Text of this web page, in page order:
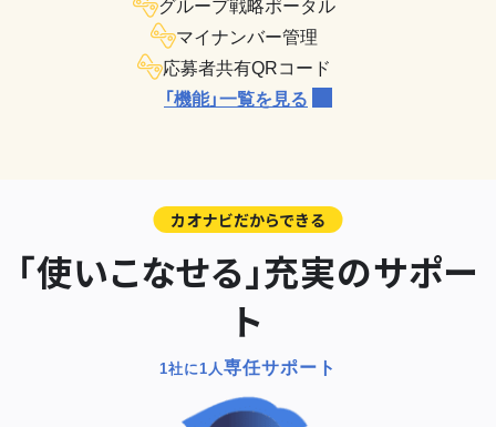
マイナンバー管理
応募者共有QRコード
「機能」一覧を見る
カオナビだからできる
「使いこなせる」充実のサポー
ト
1社に1人専任サポート